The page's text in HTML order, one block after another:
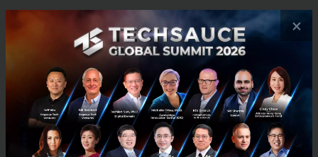
วิธีแก้ไม่ใช่ ‘สวัสดิการ’ แต่คือ ‘ความชัดเจน’
สิ่งที่บริษัทต้องทำในตอนนี้ ไม่ใช่การพาทีมไปกินหมู
กระทะ จัดทริปเอาท์ติ้ง หรือซื้อเก้าอี้เพื่อสุขภาพมาแจก
แต่คือการสร้างความชัดเจน ให้เกิดขึ้นในเนื้องาน ผ่าน 3
ข้อสำคัญที่ต้องจับเข่าคุยกันให้เคลียร์
×